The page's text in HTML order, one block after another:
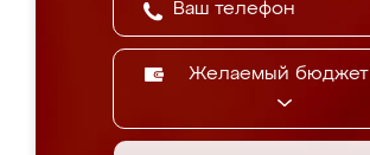
Желаемый бюджет